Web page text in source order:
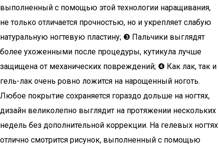
выполненный с помощью этой технологии наращивания,
не только отличается прочностью, но и укрепляет слабую
натуральную ногтевую пластину; ❸ Пальчики выглядят
более ухоженными после процедуры, кутикула лучше
защищена от механических повреждений; ❹ Как лак, так и
гель-лак очень ровно ложится на нарощенный ноготь.
Любое покрытие сохраняется гораздо дольше на ногтях,
дизайн великолепно выглядит на протяжении нескольких
недель без дополнительной коррекции. На гелевых ногтях
отлично смотрится рисунок, выполненный с помощью